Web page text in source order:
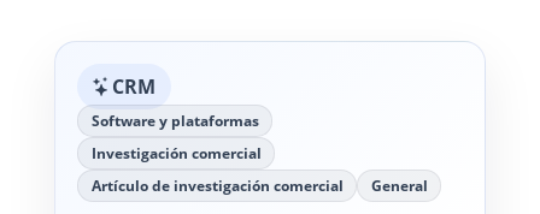
CRM
Software y plataformas
Investigación comercial
Artículo de investigación comercial
General